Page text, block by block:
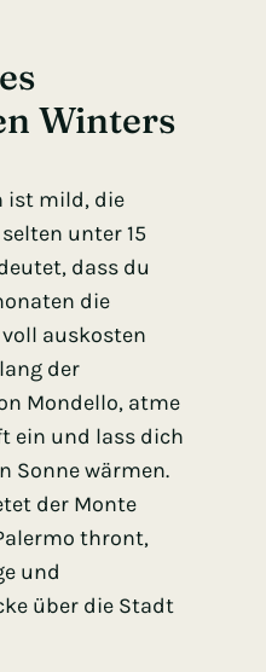
Winters
ist mild, die
unter 15
dass du
die
auskosten
der
Mondello, atme
ein und lass dich
Sonne wärmen.
der Monte
thront,
und
über die Stadt